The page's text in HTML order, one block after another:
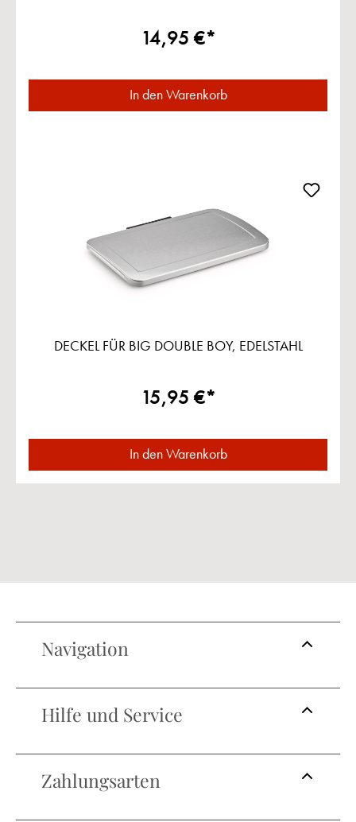
14,95 €*
In den Warenkorb
DECKEL FÜR BIG DOUBLE BOY, EDELSTAHL
15,95 €*
In den Warenkorb
Navigation
Hilfe und Service
Zahlungsarten